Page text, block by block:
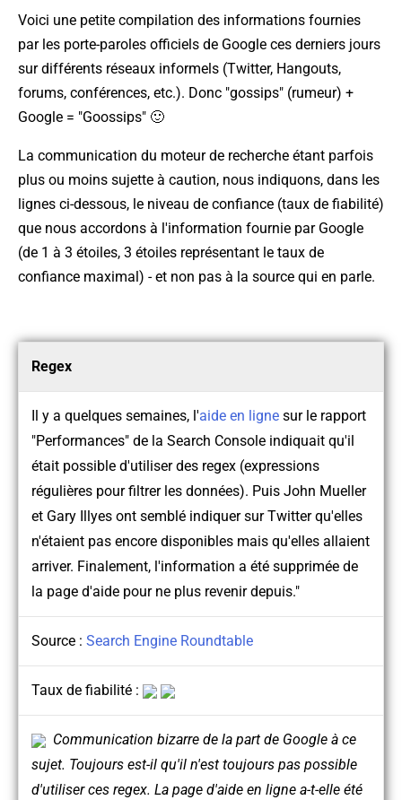
Voici une petite compilation des informations fournies
par les porte-paroles officiels de Google ces derniers jours
sur différents réseaux informels (Twitter, Hangouts,
forums, conférences, etc.). Donc "gossips" (rumeur) +
Google = "Goossips" 🙂
La communication du moteur de recherche étant parfois
plus ou moins sujette à caution, nous indiquons, dans les
lignes ci-dessous, le niveau de confiance (taux de fiabilité)
que nous accordons à l'information fournie par Google
(de 1 à 3 étoiles, 3 étoiles représentant le taux de
confiance maximal) - et non pas à la source qui en parle.
Regex
Il y a quelques semaines, l'aide en lignesur le rapport
"Performances" de la Search Console indiquait qu'il
était possible d'utiliser des regex (expressions
régulières pour filtrer les données). Puis John Mueller
et Gary Illyes ont semblé indiquer sur Twitter qu'elles
n'étaient pas encore disponibles mais qu'elles allaient
arriver. Finalement, l'information a été supprimée de
la page d'aide pour ne plus revenir depuis."
Source : Search Engine Roundtable
Taux de fiabilité :
Communication bizarre de la part de Google à ce
sujet. Toujours est-il qu'il n'est toujours pas possible
d'utiliser ces regex. La page d'aide en ligne a-t-elle été